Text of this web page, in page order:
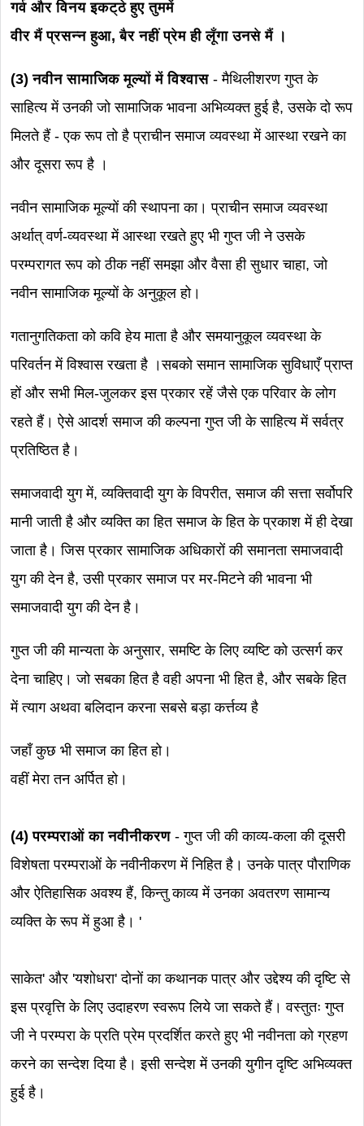
गर्व और विनय इकट्ठे हुए तुममें
वीर मैं प्रसन्न हुआ, बैर नहीं प्रेम ही लूँगा उनसे मैं ।
(3) नवीन सामाजिक मूल्यों में विश्वास - मैथिलीशरण गुप्त के
साहित्य में उनकी जो सामाजिक भावना अभिव्यक्त हुई है, उसके दो रूप
मिलते हैं - एक रूप तो है प्राचीन समाज व्यवस्था में आस्था रखने का
और दूसरा रूप है ।
नवीन सामाजिक मूल्यों की स्थापना का। प्राचीन समाज व्यवस्था
अर्थात् वर्ण-व्यवस्था में आस्था रखते हुए भी गुप्त जी ने उसके
परम्परागत रूप को ठीक नहीं समझा और वैसा ही सुधार चाहा, जो
नवीन सामाजिक मूल्यों के अनुकूल हो।
गतानुगतिकता को कवि हेय माता है और समयानुकूल व्यवस्था के
परिवर्तन में विश्वास रखता है ।सबको समान सामाजिक सुविधाएँ प्राप्त
हों और सभी मिल-जुलकर इस प्रकार रहें जैसे एक परिवार के लोग
रहते हैं। ऐसे आदर्श समाज की कल्पना गुप्त जी के साहित्य में सर्वत्र
प्रतिष्ठित है।
समाजवादी युग में, व्यक्तिवादी युग के विपरीत, समाज की सत्ता सर्वोपरि
मानी जाती है और व्यक्ति का हित समाज के हित के प्रकाश में ही देखा
जाता है। जिस प्रकार सामाजिक अधिकारों की समानता समाजवादी
युग की देन है, उसी प्रकार समाज पर मर-मिटने की भावना भी
समाजवादी युग की देन है।
गुप्त जी की मान्यता के अनुसार, समष्टि के लिए व्यष्टि को उत्सर्ग कर
देना चाहिए। जो सबका हित है वही अपना भी हित है, और सबके हित
में त्याग अथवा बलिदान करना सबसे बड़ा कर्त्तव्य है
जहाँ कुछ भी समाज का हित हो।
वहीं मेरा तन अर्पित हो।
(4) परम्पराओं का नवीनीकरण - गुप्त जी की काव्य-कला की दूसरी
विशेषता परम्पराओं के नवीनीकरण में निहित है। उनके पात्र पौराणिक
और ऐतिहासिक अवश्य हैं, किन्तु काव्य में उनका अवतरण सामान्य
व्यक्ति के रूप में हुआ है। '
साकेत' और 'यशोधरा' दोनों का कथानक पात्र और उद्देश्य की दृष्टि से
इस प्रवृत्ति के लिए उदाहरण स्वरूप लिये जा सकते हैं। वस्तुतः गुप्त
जी ने परम्परा के प्रति प्रेम प्रदर्शित करते हुए भी नवीनता को ग्रहण
करने का सन्देश दिया है। इसी सन्देश में उनकी युगीन दृष्टि अभिव्यक्त
हुई है।